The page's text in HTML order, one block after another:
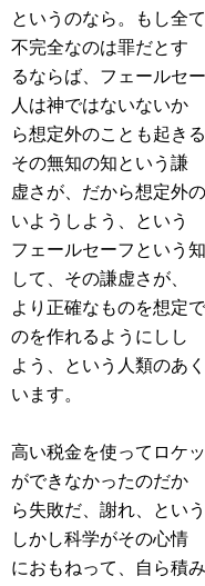
というのなら。もし全
不完全なのは罪だとす
るならば、フェールセ
人は神ではないないか
ら想定外のことも起き
その無知の知という謙
虚さが、だから想定外
いようしよう、という
フェールセーフという
して、その謙虚さが、
より正確なものを想定
のを作れるようにしし
よう、という人類のあ
います。
高い税金を使ってロケ
ができなかったのだか
ら失敗だ、謝れ、とい
しかし科学がその心情
におもねって、自ら積